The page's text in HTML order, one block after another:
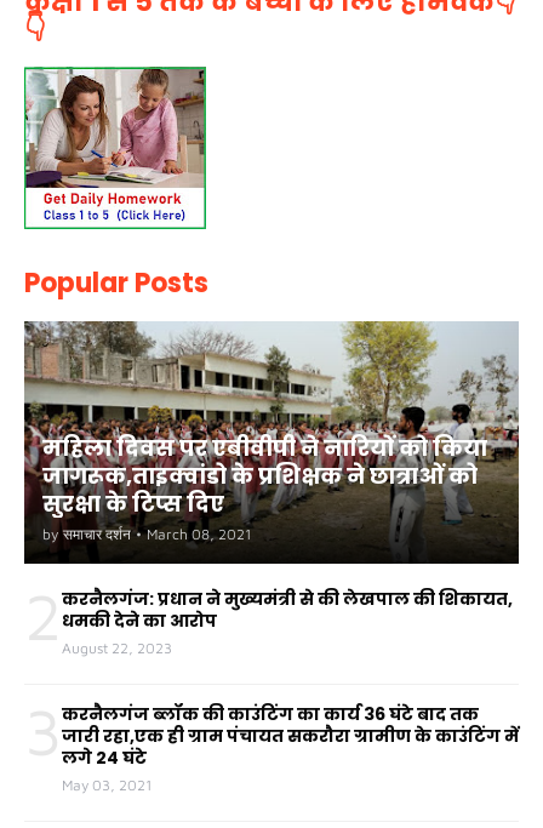
👇
Popular Posts
महिला दिवस पर एबीवीपी ने नारियों को किया
जागरूक,ताइक्वांडो के प्रशिक्षक ने छात्राओं को
सुरक्षा के टिप्स दिए
by समाचार दर्शन • March 08, 2021
2 करनैलगंज: प्रधान ने मुख्यमंत्री से की लेखपाल की शिकायत,
धमकी देने का आरोप
August 22, 2023
3 करनैलगंज ब्लॉक की काउंटिंग का कार्य 36 घंटे बाद तक
जारी रहा,एक ही ग्राम पंचायत सकरौरा ग्रामीण के काउंटिंग में
लगे 24 घंटे
May 03, 2021